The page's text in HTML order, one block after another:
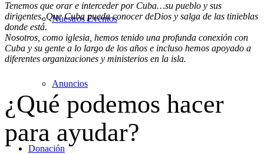
Nuestros Eventos
Anuncios
Donación
Tenemos que orar e interceder por Cuba…su pueblo y sus
dirigentes. Que Cuba pueda conocer deDios y salga de las tinieblas
donde está.
Nosotros, como iglesia, hemos tenido una profunda conexión con
Cuba y su gente a lo largo de los años e incluso hemos apoyado a
diferentes organizaciones y ministerios en la isla.
¿Qué podemos hacer
para ayudar?